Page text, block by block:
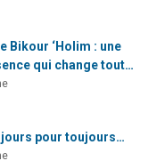
Bikour ‘Holim : une
qui change tout…
jours pour toujours…